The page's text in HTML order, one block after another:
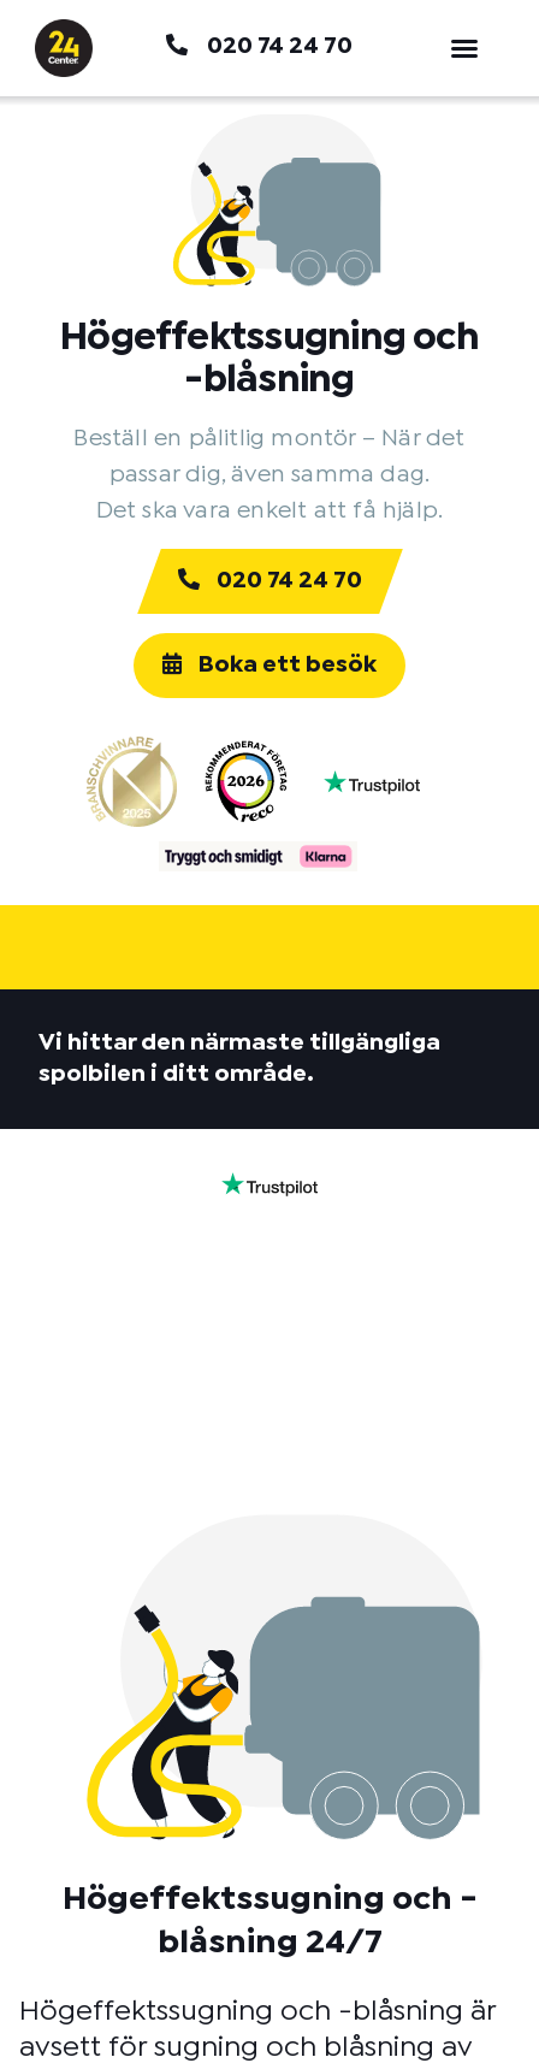
innehåll
020 74 24 70
Högeffektssugning och
-blåsning
Beställ en pålitlig montör – När det
passar dig, även samma dag.
Det ska vara enkelt att få hjälp.
020 74 24 70
Boka ett besök
Vi hittar den närmaste tillgängliga
spolbilen i ditt område.
Högeffektssugning och -
blåsning 24/7
Högeffektssugning och -blåsning är
avsett för sugning och blåsning av